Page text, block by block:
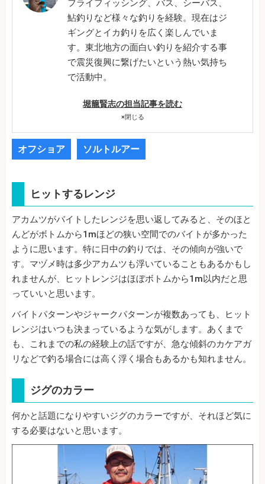
フライフィッシング、バス、シーバス、
鮎釣りなど様々な釣りを経験。現在はジ
ギングとイカ釣りを広く楽しんでいま
す。東北地方の面白い釣りを紹介する事
で震災復興に繋げたいという熱い気持ち
で活動中。
堀籠賢志の担当記事を読む
×閉じる
オフショア ソルトルアー
ヒットするレンジ
アカムツがバイトしたレンジを思い返してみると、そのほと
んどがボトムから1mほどの狭い空間でのバイトが多かった
ように思います。特に日中の釣りでは、その傾向が強いで
す。マヅメ時は多少アカムツも浮いていることもあるかもし
れませんが、ヒットレンジはほぼボトムから1m以内だと思
っていいと思います。
バイトパターンやジャークパターンが複数あっても、ヒット
レンジはいつも決まっているような気がします。あくまで
も、これまでの私の経験上の話ですが、急な傾斜のカケアガ
リなどで釣る場合には高く浮く場合もあるかも知れません。
ジグのカラー
何かと話題になりやすいジグのカラーですが、それほど気に
する必要はないと思います。